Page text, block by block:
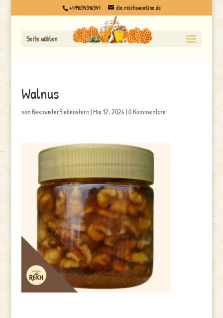
+499654316541 die.reichs@online.de
Seite wählen
Walnus
vonBeemasterSiebenstern|Mai 12, 2026 |0 Kommentare